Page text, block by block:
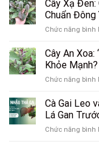
Cây Xạ Đen:
Chuẩn Đông
Chức năng bình
Cây An Xoa:
Khỏe
Chức năng bình
Cà Gai Leo
Lá Gan
Chức năng bình